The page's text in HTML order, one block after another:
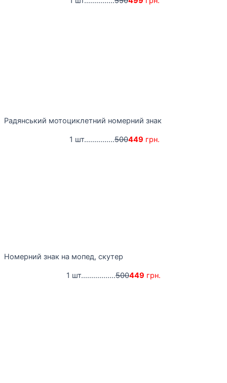
Радянський мотоциклетний номерний знак
1 шт...............500449 грн.
Номерний знак на мопед, скутер
1 шт.................500449 грн.